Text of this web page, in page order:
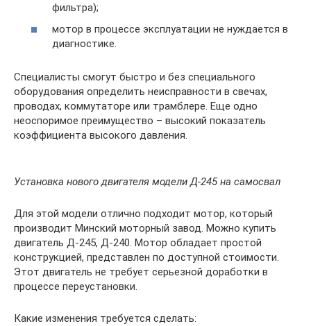
фильтра);
мотор в процессе эксплуатации не нуждается в
диагностике.
Специалисты смогут быстро и без специального
оборудования определить неисправности в свечах,
проводах, коммутаторе или трамблере. Еще одно
неоспоримое преимущество – высокий показатель
коэффициента высокого давления.
Установка нового двигателя модели Д-245 на самосвал
Для этой модели отлично подходит мотор, который
производит Минский моторный завод. Можно купить
двигатель Д-245, Д-240. Мотор обладает простой
конструкцией, представлен по доступной стоимости.
Этот двигатель не требует серьезной доработки в
процессе переустановки.
Какие изменения требуется сделать: